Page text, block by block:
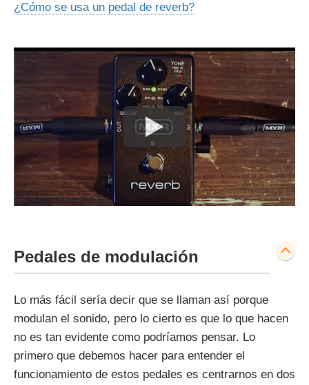
¿Cómo se usa un pedal de reverb?
Pedales de modulación
Lo más fácil sería decir que se llaman así porque
modulan el sonido, pero lo cierto es que lo que hacen
no es tan evidente como podríamos pensar. Lo
primero que debemos hacer para entender el
funcionamiento de estos pedales es centrarnos en dos